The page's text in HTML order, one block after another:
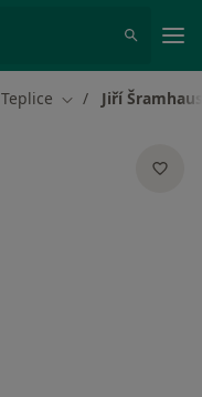
Teplice Změna města
Jiří